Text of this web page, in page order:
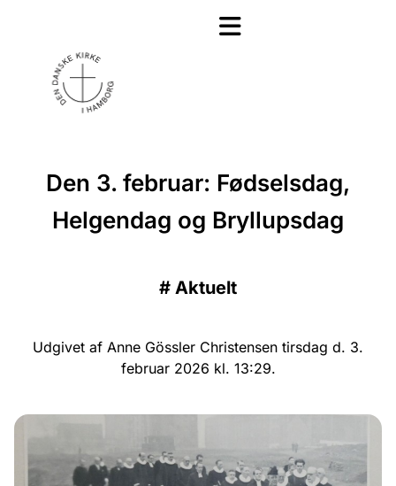
Den 3. februar: Fødselsdag,
Helgendag og Bryllupsdag
# Aktuelt
Udgivet af Anne Gössler Christensen tirsdag d. 3.
februar 2026 kl. 13:29.